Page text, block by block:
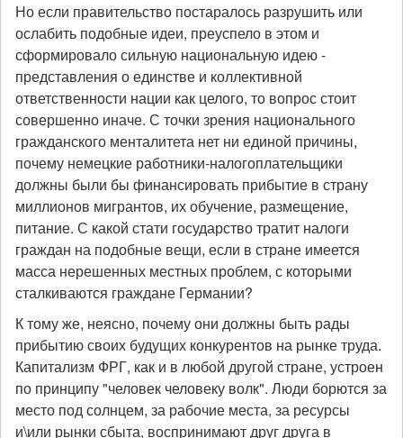
Но если правительство постаралось разрушить или
ослабить подобные идеи, преуспело в этом и
сформировало сильную национальную идею -
представления о единстве и коллективной
ответственности нации как целого, то вопрос стоит
совершенно иначе. С точки зрения национального
гражданского менталитета нет ни единой причины,
почему немецкие работники-налогоплательщики
должны были бы финансировать прибытие в страну
миллионов мигрантов, их обучение, размещение,
питание. С какой стати государство тратит налоги
граждан на подобные вещи, если в стране имеется
масса нерешенных местных проблем, с которыми
сталкиваются граждане Германии?
К тому же, неясно, почему они должны быть рады
прибытию своих будущих конкурентов на рынке труда.
Капитализм ФРГ, как и в любой другой стране, устроен
по принципу "человек человеку волк". Люди борются за
место под солнцем, за рабочие места, за ресурсы
и\или рынки сбыта, воспринимают друг друга в